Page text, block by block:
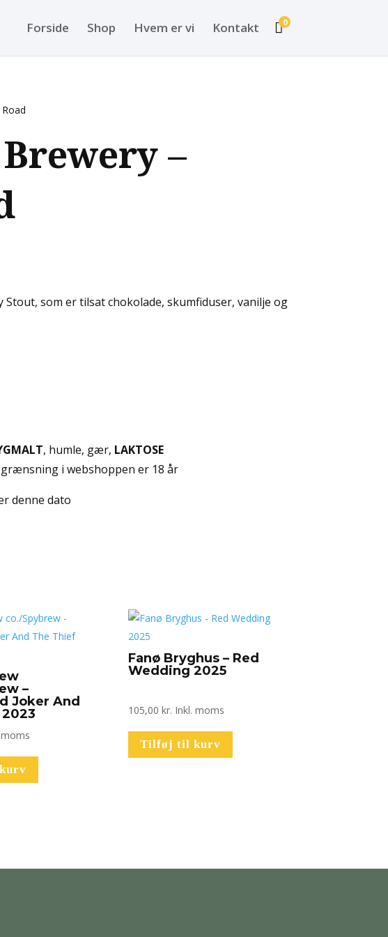
Forside Shop Hvem er vi Kontakt 0
–
Stout, som er tilsat chokolade, skumfiduser, vanilje og
, humle, gær, LAKTOSE
i webshoppen er 18 år
denne dato
–
Joker And
Fanø Bryghus – Red
Wedding 2025
105,00kr. Inkl. moms
Tilføj til kurv